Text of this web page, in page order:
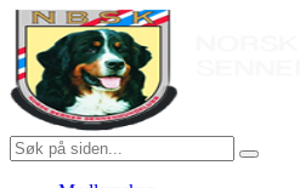
innholdet
Norsk
Berner
Sennenhundklubb
Søk
etter: